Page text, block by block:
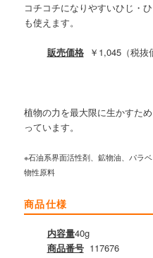
コチコチになりやすいひじ・
も使えます。
販売価格￥1,045（税抜
植物の力を最大限に生かすた
っています。
※石油系界面活性剤、鉱物油、パラ
物性原料
商品仕様
内容量40g
商品番号117676